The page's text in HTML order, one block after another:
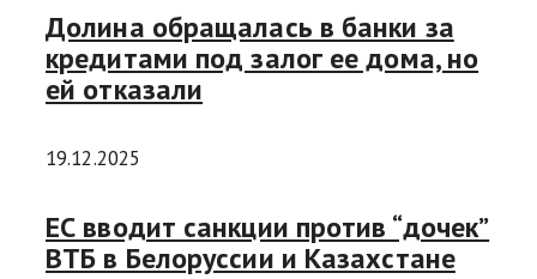
Долина обращалась в банки за
кредитами под залог ее дома, но
ей отказали
19.12.2025
ЕС вводит санкции против “дочек”
ВТБ в Белоруссии и Казахстане